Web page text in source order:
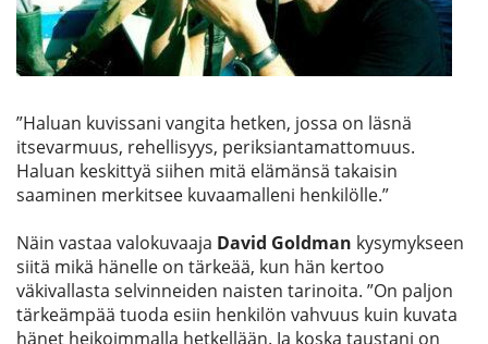
Etsi
”Haluan kuvissani vangita hetken, jossa on läsnä
itsevarmuus, rehellisyys, periksiantamattomuus.
Haluan keskittyä siihen mitä elämänsä takaisin
saaminen merkitsee kuvaamalleni henkilölle.”
Näin vastaa valokuvaaja David Goldman kysymykseen
siitä mikä hänelle on tärkeää, kun hän kertoo
väkivallasta selvinneiden naisten tarinoita. ”On paljon
tärkeämpää tuoda esiin henkilön vahvuus kuin kuvata
hänet heikoimmalla hetkellään. Ja koska taustani on